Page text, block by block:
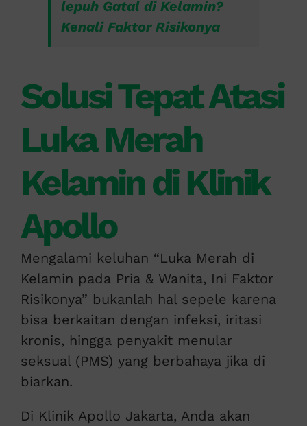
lepuh Gatal di Kelamin?
Kenali Faktor Risikonya
Solusi Tepat Atasi
Luka Merah
Kelamin di Klinik
Apollo
Mengalami keluhan “Luka Merah di
Kelamin pada Pria & Wanita, Ini Faktor
Risikonya” bukanlah hal sepele karena
bisa berkaitan dengan infeksi, iritasi
kronis, hingga penyakit menular
seksual (PMS) yang berbahaya jika di
biarkan.
Di Klinik Apollo Jakarta, Anda akan